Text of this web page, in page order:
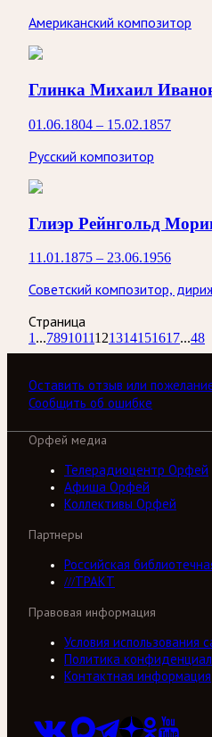
Американский композитор
Глинка Михаил
01.06.1804 – 15.02.1857
Русский композитор
Глиэр Рейнгольд
11.01.1875 – 23.06.1956
Советский композитор,
Страница
1 ...7891011121314151617...48
Оставить отзыв или
Сообщить об ошибке
Орфей медиа
Телерадиоцентр Орфей
Афиша Орфей
Коллективы Орфей
Партнеры
Российская
///ТРАКТ
Правовая информация
Условия использования
Политика
Контактная информация